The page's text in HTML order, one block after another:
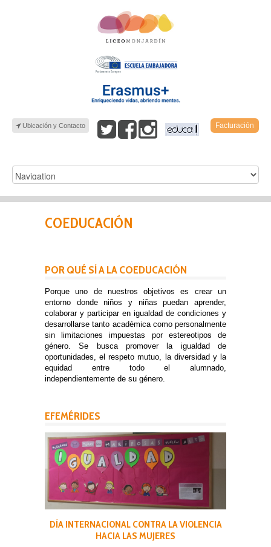
Ubicación y Contacto Facturación
COEDUCACIÓN
POR QUÉ SÍ A LA COEDUCACIÓN
Porque uno de nuestros objetivos es crear un
entorno donde niños y niñas puedan aprender,
colaborar y participar en igualdad de condiciones y
desarrollarse tanto académica como personalmente
sin limitaciones impuestas por estereotipos de
género. Se busca promover la igualdad de
oportunidades, el respeto mutuo, la diversidad y la
equidad entre todo el alumnado,
independientemente de su género.
EFEMÉRIDES
DÍA INTERNACIONAL CONTRA LA VIOLENCIA
HACIA LAS MUJERES